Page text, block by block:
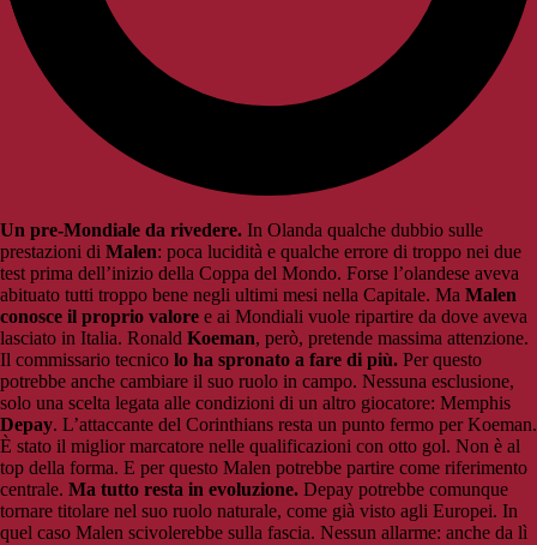
Un pre-Mondiale da rivedere. In Olanda qualche dubbio sulle
prestazioni di Malen: poca lucidità e qualche errore di troppo nei due
test prima dell’inizio della Coppa del Mondo. Forse l’olandese aveva
abituato tutti troppo bene negli ultimi mesi nella Capitale. Ma Malen
conosce il proprio valore e ai Mondiali vuole ripartire da dove aveva
lasciato in Italia. Ronald Koeman, però, pretende massima attenzione.
Il commissario tecnico lo ha spronato a fare di più. Per questo
potrebbe anche cambiare il suo ruolo in campo. Nessuna esclusione,
solo una scelta legata alle condizioni di un altro giocatore: Memphis
Depay. L’attaccante del Corinthians resta un punto fermo per Koeman.
È stato il miglior marcatore nelle qualificazioni con otto gol. Non è al
top della forma. E per questo Malen potrebbe partire come riferimento
centrale. Ma tutto resta in evoluzione. Depay potrebbe comunque
tornare titolare nel suo ruolo naturale, come già visto agli Europei. In
quel caso Malen scivolerebbe sulla fascia. Nessun allarme: anche da lì